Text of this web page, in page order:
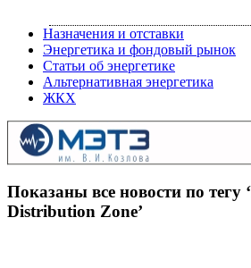
Назначения и отставки
Энергетика и фондовый рынок
Статьи об энергетике
Альтернативная энергетика
ЖКХ
Показаны все новости по тегу
Distribution Zone’